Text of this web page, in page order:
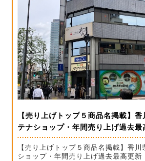
【売り上げトップ５商品名掲載】
テナショップ・年間売り上げ過去最
【売り上げトップ５商品名掲載】香
ショップ・年間売り上げ過去最高更新